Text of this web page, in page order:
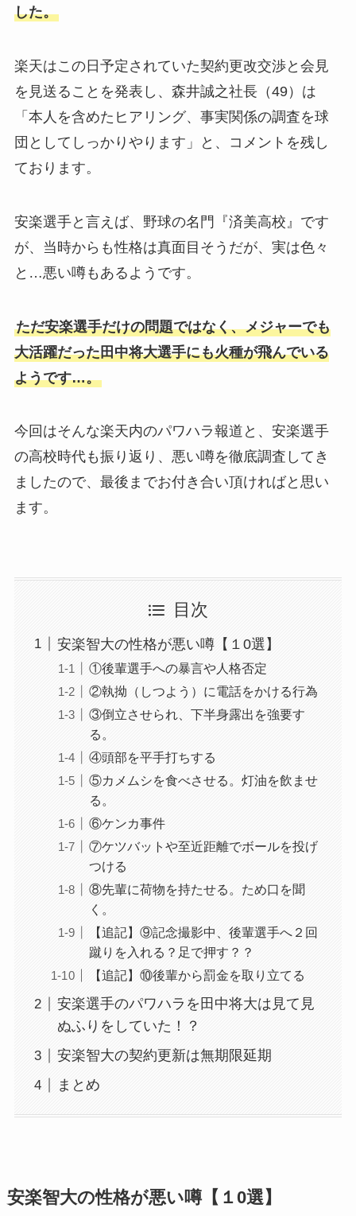
した。
楽天はこの日予定されていた契約更改交渉と会見
を見送ることを発表し、森井誠之社長（49）は
「本人を含めたヒアリング、事実関係の調査を球
団としてしっかりやります」と、コメントを残し
ております。
安楽選手と言えば、野球の名門『済美高校』です
が、当時からも性格は真面目そうだが、実は色々
と…悪い噂もあるようです。
ただ安楽選手だけの問題ではなく、メジャーでも
大活躍だった田中将大選手にも火種が飛んでいる
ようです…。
今回はそんな楽天内のパワハラ報道と、安楽選手
の高校時代も振り返り、悪い噂を徹底調査してき
ましたので、最後までお付き合い頂ければと思い
ます。
目次
安楽智大の性格が悪い噂【１0選】
①後輩選手への暴言や人格否定
②執拗（しつよう）に電話をかける行為
③倒立させられ、下半身露出を強要す
る。
④頭部を平手打ちする
⑤カメムシを食べさせる。灯油を飲ませ
る。
⑥ケンカ事件
⑦ケツバットや至近距離でボールを投げ
つける
⑧先輩に荷物を持たせる。ため口を聞
く。
【追記】⑨記念撮影中、後輩選手へ２回
蹴りを入れる？足で押す？？
【追記】⑩後輩から罰金を取り立てる
安楽選手のパワハラを田中将大は見て見
ぬふりをしていた！？
安楽智大の契約更新は無期限延期
まとめ
安楽智大の性格が悪い噂【１0選】